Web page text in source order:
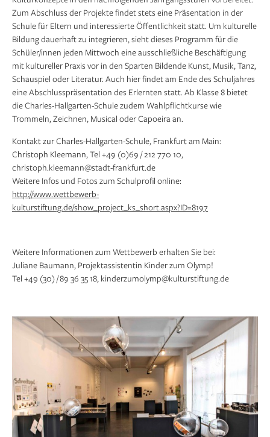
Zum Abschluss der Projekte findet stets eine Präsentation in der
Schule für Eltern und interessierte Öffentlichkeit statt. Um kulturelle
Bildung dauerhaft zu integrieren, sieht dieses Programm für die
Schüler/innen jeden Mittwoch eine ausschließliche Beschäftigung
mit kultureller Praxis vor in den Sparten Bildende Kunst, Musik, Tanz,
Schauspiel oder Literatur. Auch hier findet am Ende des Schuljahres
eine Abschlusspräsentation des Erlernten statt. Ab Klasse 8 bietet
die Charles-Hallgarten-Schule zudem Wahlpflichtkurse wie
Trommeln, Zeichnen, Musical oder Capoeira an.
Kontakt zur Charles-Hallgarten-Schule, Frankfurt am Main:
Christoph Kleemann, Tel +49 (0)69 / 212 770 10,
christoph.kleemann@stadt-frankfurt.de
Weitere Infos und Fotos zum Schulprofil online:
http://www.wettbewerb-
kulturstiftung.de/show_project_ks_short.aspx?ID=8197
Weitere Informationen zum Wettbewerb erhalten Sie bei:
Juliane Baumann, Projektassistentin Kinder zum Olymp!
Tel +49 (30) / 89 36 35 18, kinderzumolymp@kulturstiftung.de